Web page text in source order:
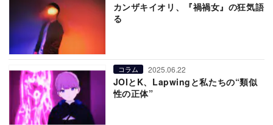
カンザキイオリ、『禍禍女』の狂気語
る
コラム 2025.06.22
JOIとK、Lapwingと私たちの“類似
性の正体”